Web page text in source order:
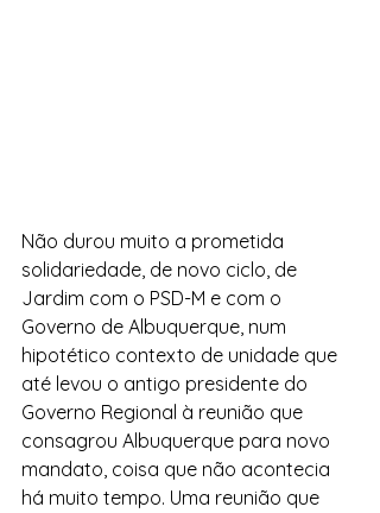
Não durou muito a prometida
solidariedade, de novo ciclo, de
Jardim com o PSD-M e com o
Governo de Albuquerque, num
hipotético contexto de unidade que
até levou o antigo presidente do
Governo Regional à reunião que
consagrou Albuquerque para novo
mandato, coisa que não acontecia
há muito tempo. Uma reunião que